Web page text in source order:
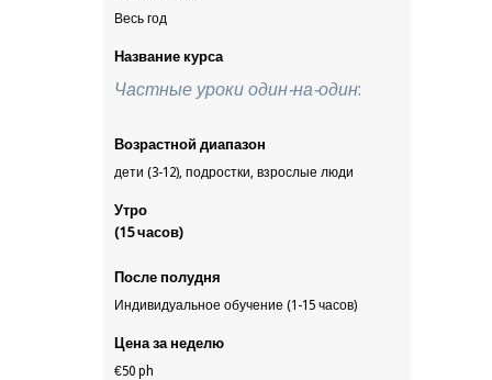
Весь год
Название курса
Частные уроки один-на-один:
Возрастной диапазон
дети (3-12), подростки, взрослые люди
Утро
(15 часов)
После полудня
Индивидуальное обучение (1-15 часов)
Цена за неделю
€50 ph